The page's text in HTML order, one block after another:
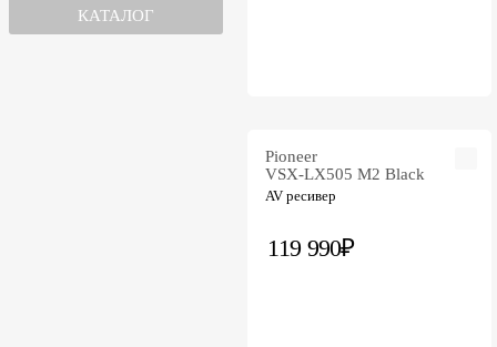
КАТАЛОГ
Pioneer
VSX-LX505 M2 Black
AV ресивер
119 990₽